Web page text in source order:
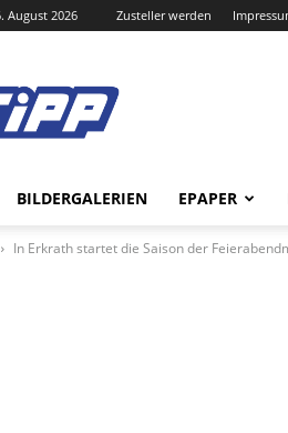
August 2026 Zusteller werden
BILDERGALERIEN EPAPER
In Erkrath startet die Saison der